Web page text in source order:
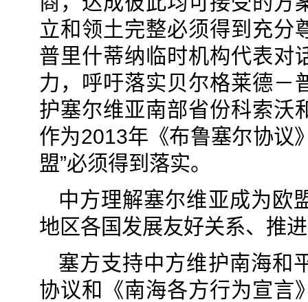
立和领土完整必须得到充分
普里什蒂纳临时机构代表对
力，呼吁落实贝尔格莱德－
护塞尔维亚南部省份科索沃
作为2013年《布鲁塞尔协议
盟”必须得到落实。
中方理解塞尔维亚成为欧
地区各国发展友好关系、推
塞方支持中方维护南海和
协议和《南海各方行为宣言